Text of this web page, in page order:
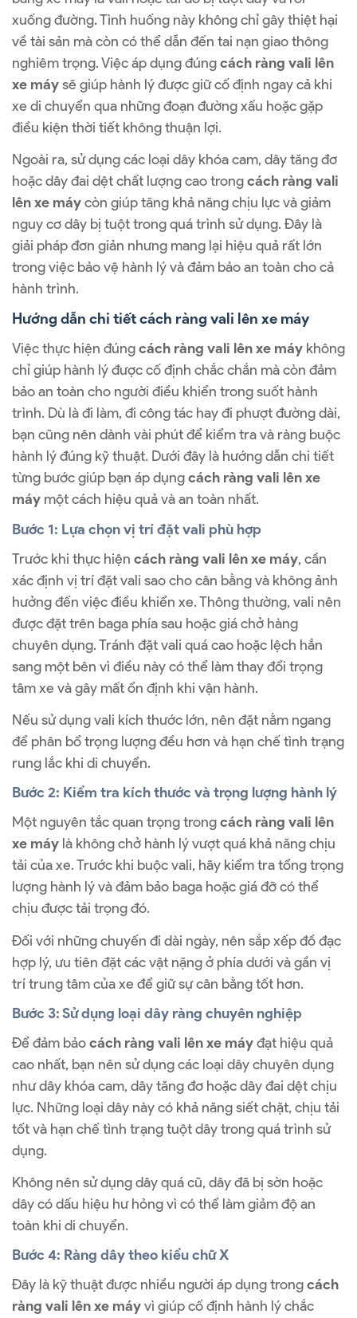
xuống đường. Tình huống này không chỉ gây thiệt hại
về tài sản mà còn có thể dẫn đến tai nạn giao thông
nghiêm trọng. Việc áp dụng đúngcách ràng vali lên
xe máysẽ giúp hành lý được giữ cố định ngay cả khi
xe di chuyển qua những đoạn đường xấu hoặc gặp
điều kiện thời tiết không thuận lợi.
Ngoài ra, sử dụng các loại dây khóa cam, dây tăng đơ
hoặc dây đai dệt chất lượng cao trongcách ràng vali
lên xe máycòn giúp tăng khả năng chịu lực và giảm
nguy cơ dây bị tuột trong quá trình sử dụng. Đây là
giải pháp đơn giản nhưng mang lại hiệu quả rất lớn
trong việc bảo vệ hành lý và đảm bảo an toàn cho cả
hành trình.
Hướng dẫn chi tiết cách ràng vali lên xe máy
Việc thực hiện đúngcách ràng vali lên xe máy không
chỉ giúp hành lý được cố định chắc chắn mà còn đảm
bảo an toàn cho người điều khiển trong suốt hành
trình. Dù là đi làm, đi công tác hay đi phượt đường dài,
bạn cũng nên dành vài phút để kiểm tra và ràng buộc
hành lý đúng kỹ thuật. Dưới đây là hướng dẫn chi tiết
từng bước giúp bạn áp dụngcách ràng vali lên xe
máy một cách hiệu quả và an toàn nhất.
Bước 1: Lựa chọn vị trí đặt vali phù hợp
Trước khi thực hiện cách ràng vali lên xe máy, cần
xác định vị trí đặt vali sao cho cân bằng và không ảnh
hưởng đến việc điều khiển xe. Thông thường, vali nên
được đặt trên baga phía sau hoặc giá chở hàng
chuyên dụng. Tránh đặt vali quá cao hoặc lệch hẳn
sang một bên vì điều này có thể làm thay đổi trọng
tâm xe và gây mất ổn định khi vận hành.
Nếu sử dụng vali kích thước lớn, nên đặt nằm ngang
để phân bổ trọng lượng đều hơn và hạn chế tình trạng
rung lắc khi di chuyển.
Bước 2: Kiểm tra kích thước và trọng lượng hành lý
Một nguyên tắc quan trọng trongcách ràng vali lên
xe máy là không chở hành lý vượt quá khả năng chịu
tải của xe. Trước khi buộc vali, hãy kiểm tra tổng trọng
lượng hành lý và đảm bảo baga hoặc giá đỡ có thể
chịu được tải trọng đó.
Đối với những chuyến đi dài ngày, nên sắp xếp đồ đạc
hợp lý, ưu tiên đặt các vật nặng ở phía dưới và gần vị
trí trung tâm của xe để giữ sự cân bằng tốt hơn.
Bước 3: Sử dụng loại dây ràng chuyên nghiệp
Để đảm bảocách ràng vali lên xe máyđạt hiệu quả
cao nhất, bạn nên sử dụng các loại dây chuyên dụng
như dây khóa cam, dây tăng đơ hoặc dây đai dệt chịu
lực. Những loại dây này có khả năng siết chặt, chịu tải
tốt và hạn chế tình trạng tuột dây trong quá trình sử
dụng.
Không nên sử dụng dây quá cũ, dây đã bị sờn hoặc
dây có dấu hiệu hư hỏng vì có thể làm giảm độ an
toàn khi di chuyển.
Bước 4: Ràng dây theo kiểu chữ X
Đây là kỹ thuật được nhiều người áp dụng trongcách
ràng vali lên xe máyvì giúp cố định hành lý chắc